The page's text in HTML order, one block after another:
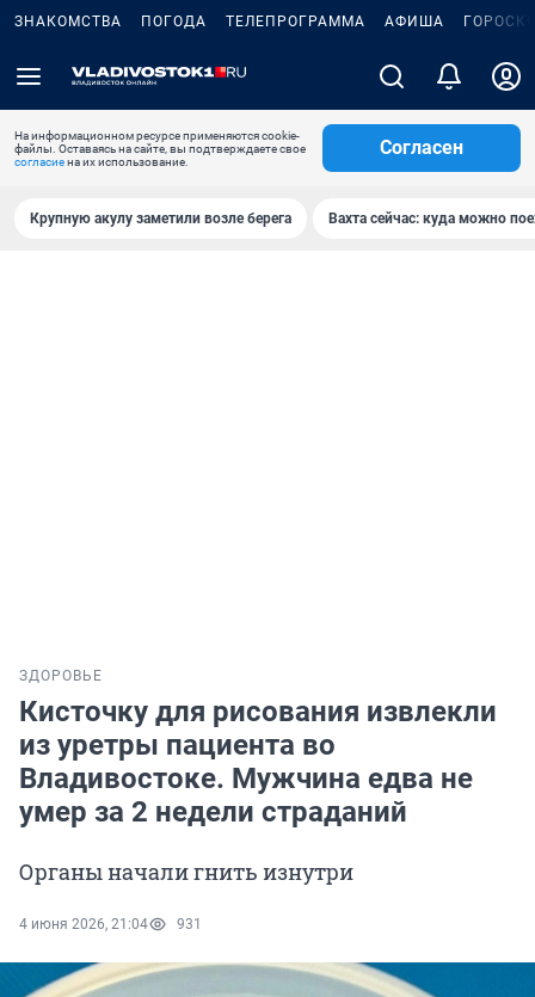
ЗНАКОМСТВА ПОГОДА ТЕЛЕПРОГРАММА АФИША
На информационном ресурсе применяются cookie-
файлы. Оставаясь на сайте, вы подтверждаете свое
согласиена их использование.
Согласен
Крупную акулу заметили возле берега Вахта сейчас: куда можно
ЗДОРОВЬЕ
Кисточку для рисования извлекли
из уретры пациента во
Владивостоке. Мужчина едва не
умер за 2 недели страданий
Органы начали гнить изнутри
4 июня 2026, 21:04 931